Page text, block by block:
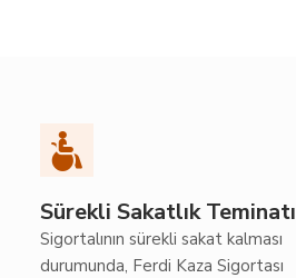
Sürekli Sakatlık Teminatı
Sigortalının sürekli sakat kalması
durumunda, Ferdi Kaza Sigortası